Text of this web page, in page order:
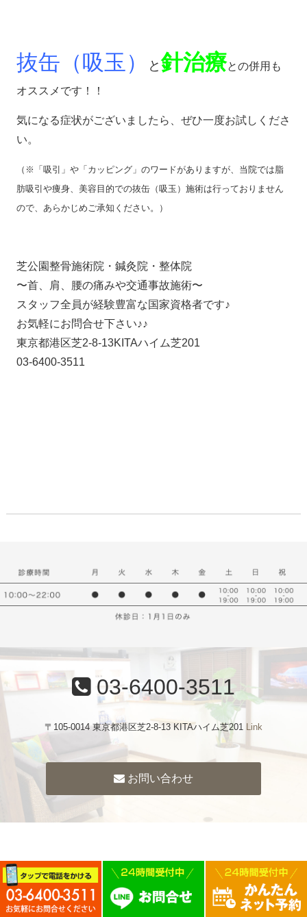
抜缶（吸玉） と針治療との併用も
オススメです！！
気になる症状がございましたら、ぜひ一度お試しくださ
い。
（※「吸引」や「カッピング」のワードがありますが、当院では脂
肪吸引や痩身、美容目的での抜缶（吸玉）施術は行っておりません
ので、あらかじめご承知ください。）
芝公園整骨施術院・鍼灸院・整体院
〜首、肩、腰の痛みや交通事故施術〜
スタッフ全員が経験豊富な国家資格者です♪
お気軽にお問合せ下さい♪♪
東京都港区芝2-8-13KITAハイム芝201
03-6400-3511
03-6400-3511
〒105-0014 東京都港区芝2-8-13 KITAハイム芝201 Link
お問い合わせ